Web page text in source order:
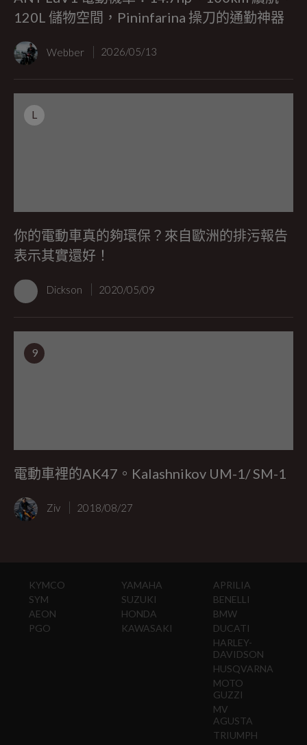
120L 儲物空間，Pininfarina 操刀的通勤神器
Webber 2026/05/13
L
你的電動車真的夠環保？來自歐洲的排污報告
表示其實還好！
Dickson 2020/05/09
9
電動車裡的AK47。Kalashnikov UM-1/ SM-1
Ziv 2018/08/27
KYMCO
SYM
AEON
PGO
YAMAHA
SUZUKI
HONDA
KAWASAKI
APRILIA
BENELLI
BMW
DUCATI
HARLEY-
DAVIDSON
HUSQVARNA
MOTO
GUZZI
MV
AGUSTA
TRIUMPH